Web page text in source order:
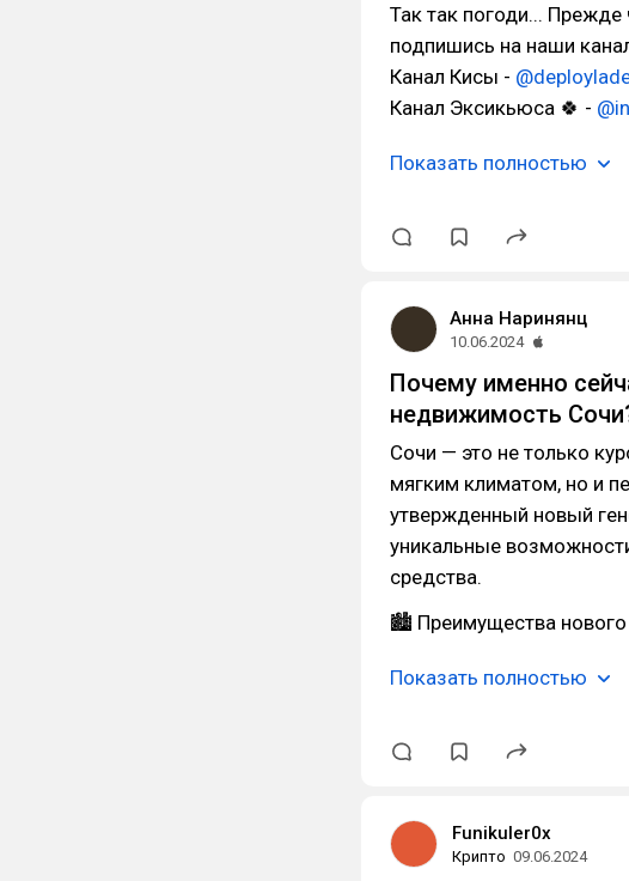
Так так погоди... Прежде
подпишись на наши
Канал Кисы -
Канал Эксикьюса 🍀 -
Показать полностью
Анна Наринянц
10.06.2024
Почему именно
недвижимость
Сочи — это не только
мягким климатом, но и
утвержденный новый
уникальные
средства.
🏙 Преимущества нового
Показать полностью
Funikuler0x
Крипто 09.06.2024